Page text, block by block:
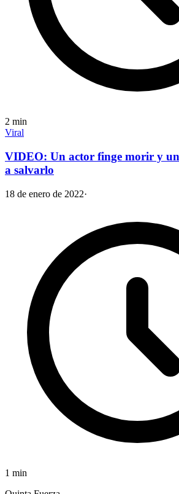
2 min
Viral
VIDEO: Un actor finge morir y un
a salvarlo
18 de enero de 2022·
1 min